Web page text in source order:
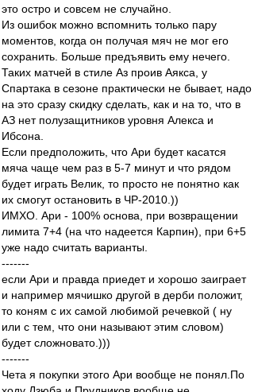
это остро и совсем не случайно.
Из ошибок можно вспомнить только пару
моментов, когда он получая мяч не мог его
сохранить. Больше предъявить ему нечего.
Таких матчей в стиле Аз проив Аякса, у
Спартака в сезоне практически не бывает, надо
на это сразу скидку сделать, как и на то, что в
АЗ нет полузащитников уровня Алекса и
Ибсона.
Если предположить, что Ари будет касатся
мяча чаще чем раз в 5-7 минут и что рядом
будет играть Велик, то просто не понятно как
их смогут остановить в ЧР-2010.))
ИМХО. Ари - 100% основа, при возвращении
лимита 7+4 (на что надеется Карпин), при 6+5
уже надо считать варианты.
-------
если Ари и правда приедет и хорошо заиграет
и например мячишко другой в дерби положит,
то коням с их самой любимой речевкой ( ну
или с тем, что они называют этим словом)
будет сложновато.)))
-------
Чета я покупки этого Ари вообще не понял.По